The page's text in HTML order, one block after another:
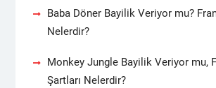
Baba Döner Bayilik Veriyor mu?
Nelerdir?
Monkey Jungle Bayilik Veriyor mu,
Şartları Nelerdir?